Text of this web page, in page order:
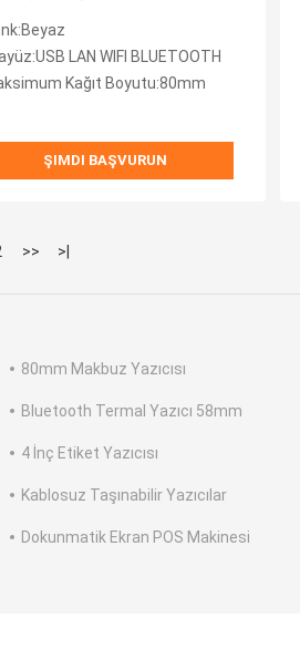
LAN WIFI BLUETOOTH
Kağıt Boyutu:80mm
ŞIMDI BAŞVURUN
>> >|
80mm Makbuz Yazıcısı
Bluetooth Termal Yazıcı 58mm
4 İnç Etiket Yazıcısı
Kablosuz Taşınabilir Yazıcılar
Dokunmatik Ekran POS Makinesi